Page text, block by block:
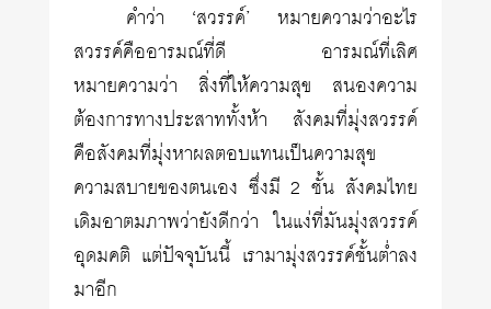
คำว่า ‘สวรรค์’ หมายความว่าอะไร
สวรรค์คืออารมณ์ที่ดี อารมณ์ที่เลิศ
หมายความว่า สิ่งที่ให้ความสุข สนองความ
ต้องการทางประสาททั้งห้า สังคมที่มุ่งสวรรค์
คือสังคมที่มุ่งหาผลตอบแทนเป็นความสุข
ความสบายของตนเอง ซึ่งมี 2 ชั้น สังคมไทย
เดิมอาตมภาพว่ายังดีกว่า ในแง่ที่มันมุ่งสวรรค์
อุดมคติ แต่ปัจจุบันนี้ เรามามุ่งสวรรค์ชั้นต่ำลง
มาอีก